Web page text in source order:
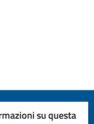
su questa